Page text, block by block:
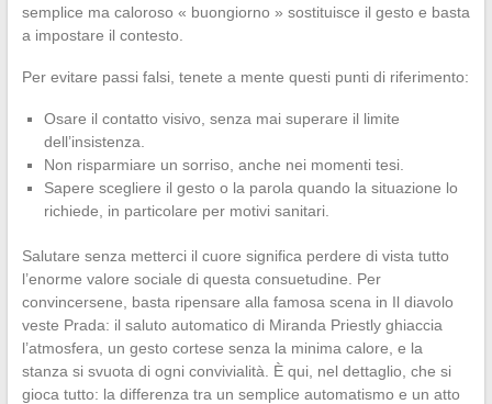
semplice ma caloroso « buongiorno » sostituisce il gesto e basta
a impostare il contesto.
Per evitare passi falsi, tenete a mente questi punti di riferimento:
Osare il contatto visivo, senza mai superare il limite
dell’insistenza.
Non risparmiare un sorriso, anche nei momenti tesi.
Sapere scegliere il gesto o la parola quando la situazione lo
richiede, in particolare per motivi sanitari.
Salutare senza metterci il cuore significa perdere di vista tutto
l’enorme valore sociale di questa consuetudine. Per
convincersene, basta ripensare alla famosa scena in Il diavolo
veste Prada: il saluto automatico di Miranda Priestly ghiaccia
l’atmosfera, un gesto cortese senza la minima calore, e la
stanza si svuota di ogni convivialità. È qui, nel dettaglio, che si
gioca tutto: la differenza tra un semplice automatismo e un atto